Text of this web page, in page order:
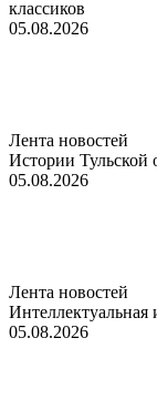
классиков
05.08.2026
Лента новостей
Истории Тульской
05.08.2026
Лента новостей
Интеллектуальная
05.08.2026